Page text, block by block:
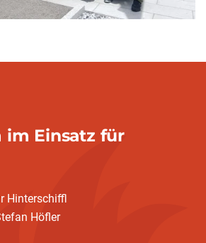
im Einsatz für
Hinterschiffl
Höfler